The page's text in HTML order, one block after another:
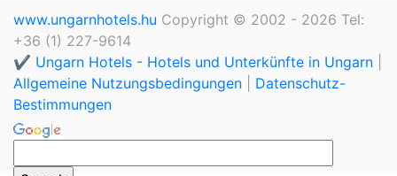
www.ungarnhotels.hu Copyright © 2002 - 2026 Tel:
+36 (1) 227-9614
✔️ Ungarn Hotels - Hotels und Unterkünfte in Ungarn
Allgemeine Nutzungsbedingungen
Datenschutz-
Bestimmungen